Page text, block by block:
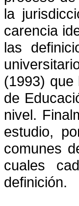
la
carencia
las
(1993) que
de
nivel.
estudio,
comunes
cuales
definición.